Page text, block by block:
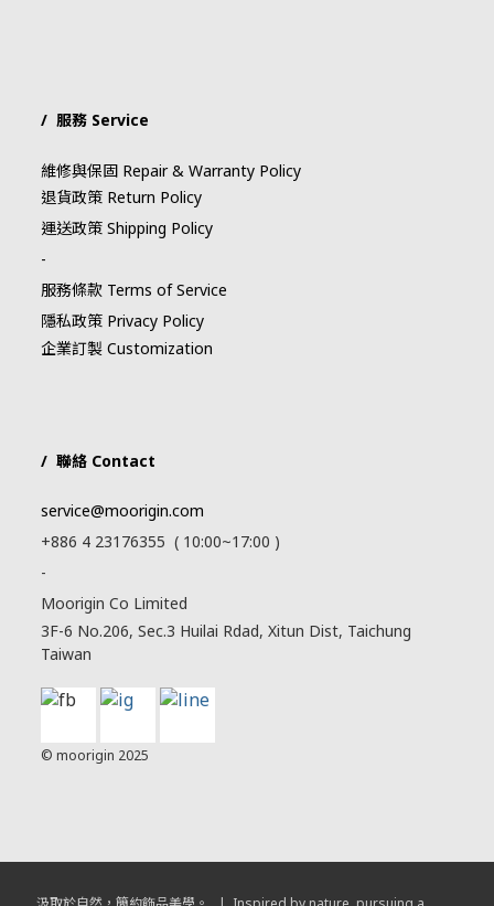
/ 服務 Service
維修與保固 Repair & Warranty Policy
退貨政策 Return Policy
運送政策 Shipping Policy
-
服務條款 Terms of Service
隱私政策 Privacy Policy
企業訂製 Customization
/ 聯絡 Contact
service@moorigin.com
+886 4 23176355 ( 10:00~17:00 )
-
Moorigin Co Limited
3F-6 No.206, Sec.3 Huilai Rdad, Xitun Dist, Taichung
Taiwan
© moorigin 2025